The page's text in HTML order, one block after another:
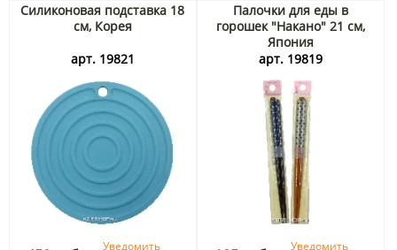
Силиконовая подставка 18
см, Корея
арт. 19821
Уведомить
Палочки для еды в
горошек "Накано" 21 см,
Япония
арт. 19819
Уведомить